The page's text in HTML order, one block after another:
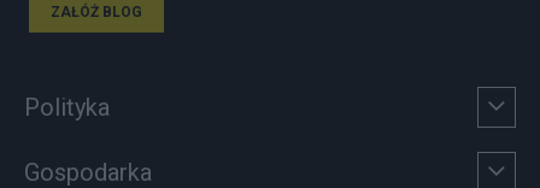
ZAŁÓŻ BLOG
Polityka
Gospodarka